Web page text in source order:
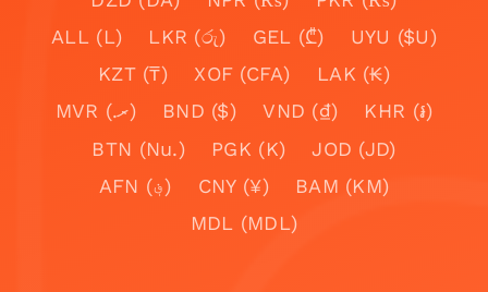
ALL (L)
LKR (රු) GEL (₾)
UYU ($U)
KZT (₸)
XOF (CFA)
LAK (₭)
MVR (.ރ)
BND ($) VND (₫)
KHR (៛)
BTN (Nu.)
PGK (K)
JOD (JD)
AFN (؋)
CNY (¥)
BAM (KM)
MDL (MDL)